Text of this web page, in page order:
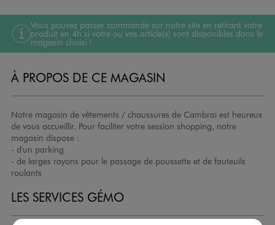
Vous pouvez passer commande sur notre site en retirant votre
produit en 4h si votre ou vos article(s) sont disponibles dans le
magasin choisi !
À PROPOS DE CE MAGASIN
Notre magasin de vêtements / chaussures de Cambrai est heureux
de vous accueillir. Pour faciliter votre session shopping, notre
magasin dispose :
- d'un parking
- de larges rayons pour le passage de poussette et de fauteuils
roulants
LES SERVICES GÉMO